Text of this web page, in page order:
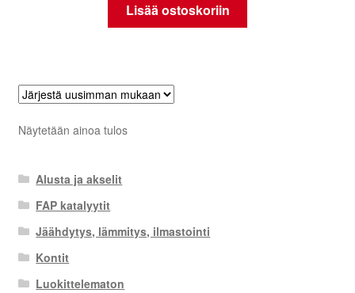
Lisää ostoskoriin
Näytetään ainoa tulos
Alusta ja akselit
FAP katalyytit
Jäähdytys, lämmitys, ilmastointi
Kontit
Luokittelematon